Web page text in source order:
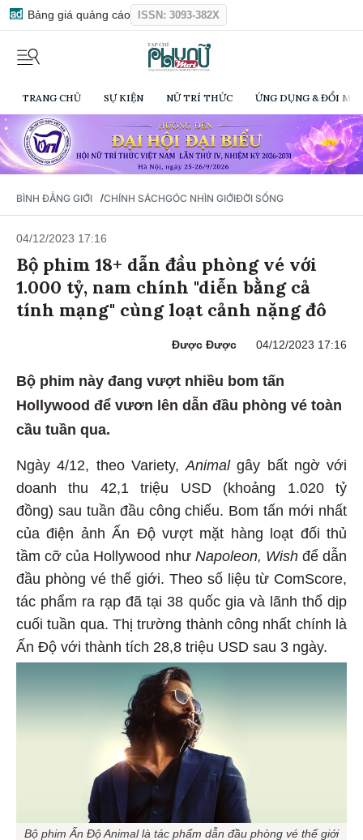
Bảng giá quảng cáo ISSN: 3093-382X
TRANG CHỦ SỰ KIỆN NỮ TRÍ THỨC ỨNG DỤNG & ĐỔI
BÌNH ĐẲNG GIỚI /CHÍNH SÁCHGÓC NHÌN GIỚIĐỜI SỐNG
04/12/2023 17:16
Bộ phim 18+ dẫn đầu phòng vé với
1.000 tỷ, nam chính "diễn bằng cả
tính mạng" cùng loạt cảnh nặng đô
Được Được 04/12/2023 17:16
Bộ phim này đang vượt nhiều bom tấn
Hollywood để vươn lên dẫn đầu phòng vé toàn
cầu tuần qua.
Ngày 4/12, theo Variety, Animalgây bất ngờ với
doanh thu 42,1 triệu USD (khoảng 1.020 tỷ
đồng) sau tuần đầu công chiếu. Bom tấn mới nhất
của điện ảnh Ấn Độ vượt mặt hàng loạt đối thủ
tầm cỡ của Hollywood như Napoleon, Wish để dẫn
đầu phòng vé thế giới. Theo số liệu từ ComScore,
tác phẩm ra rạp đã tại 38 quốc gia và lãnh thổ dịp
cuối tuần qua. Thị trường thành công nhất chính là
Ấn Độ với thành tích 28,8 triệu USD sau 3 ngày.
Bộ phim Ấn Độ Animal là tác phẩm dẫn đầu phòng vé thế giới